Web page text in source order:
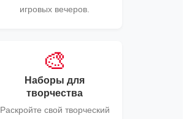
игровых вечеров.
🎨
Наборы для
творчества
Раскройте свой творческий